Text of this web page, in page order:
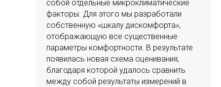
собой отдельные микроклиматические
факторы. Для этого мы разработали
собственную «шкалу дискомфорта»,
отображающую все существенные
параметры комфортности. В результате
появилась новая схема оценивания,
благодаря которой удалось сравнить
между собой результаты измерений в